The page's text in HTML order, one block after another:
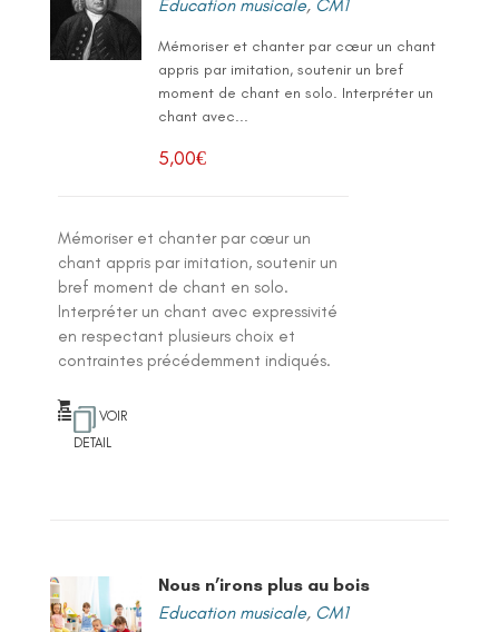
Education musicale, CM1
Mémoriser et chanter par cœur un chant
appris par imitation, soutenir un bref
moment de chant en solo. Interpréter un
chant avec...
5,00€
Mémoriser et chanter par cœur un
chant appris par imitation, soutenir un
bref moment de chant en solo.
Interpréter un chant avec expressivité
en respectant plusieurs choix et
contraintes précédemment indiqués.
VOIR
DETAIL
Nous n’irons plus au bois
Education musicale, CM1